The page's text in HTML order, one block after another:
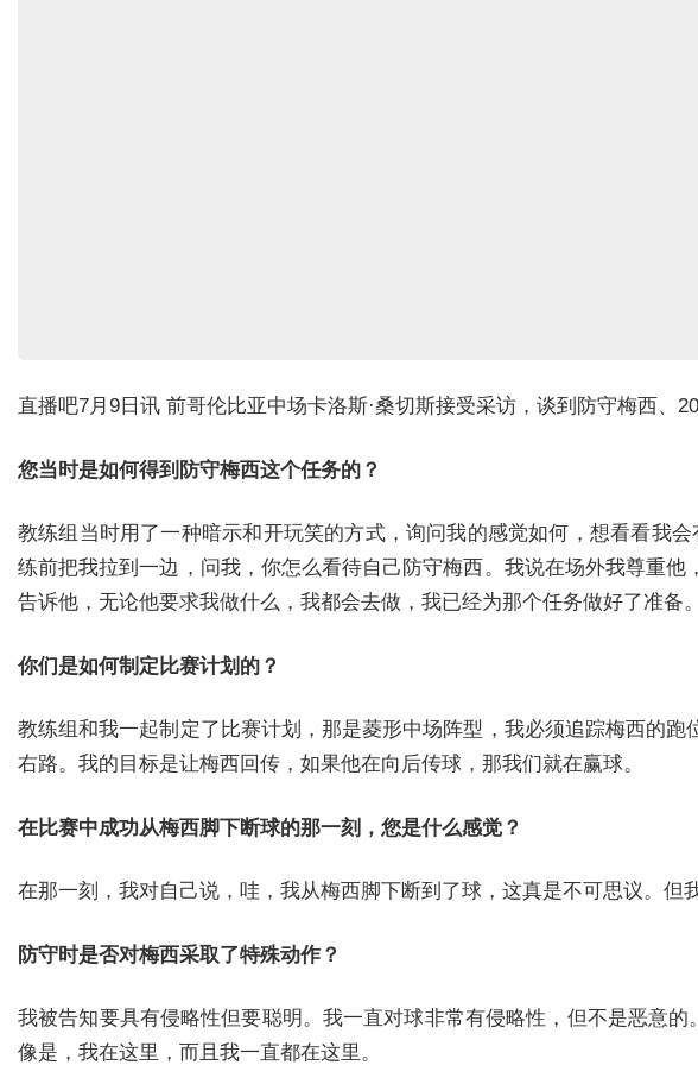
直播吧7月9日讯 前哥伦比亚中场卡洛斯·桑切斯接受采访，谈到防守梅西、
您当时是如何得到防守梅西这个任务的？
教练组当时用了一种暗示和开玩笑的方式，询问我的感觉如何，想看看我
练前把我拉到一边，问我，你怎么看待自己防守梅西。我说在场外我尊重
告诉他，无论他要求我做什么，我都会去做，我已经为那个任务做好了准备。
你们是如何制定比赛计划的？
教练组和我一起制定了比赛计划，那是菱形中场阵型，我必须追踪梅西的
右路。我的目标是让梅西回传，如果他在向后传球，那我们就在赢球。
在比赛中成功从梅西脚下断球的那一刻，您是什么感觉？
在那一刻，我对自己说，哇，我从梅西脚下断到了球，这真是不可思议。
防守时是否对梅西采取了特殊动作？
我被告知要具有侵略性但要聪明。我一直对球非常有侵略性，但不是恶意
像是，我在这里，而且我一直都在这里。